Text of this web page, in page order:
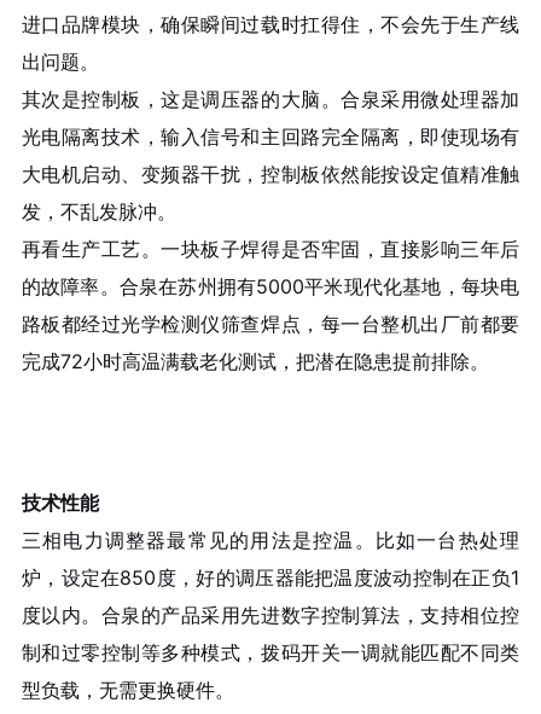
进口品牌模块，确保瞬间过载时扛得住，不会先于生产线
出问题。
其次是控制板，这是调压器的大脑。合泉采用微处理器加
光电隔离技术，输入信号和主回路完全隔离，即使现场有
大电机启动、变频器干扰，控制板依然能按设定值精准触
发，不乱发脉冲。
再看生产工艺。一块板子焊得是否牢固，直接影响三年后
的故障率。合泉在苏州拥有5000平米现代化基地，每块电
路板都经过光学检测仪筛查焊点，每一台整机出厂前都要
完成72小时高温满载老化测试，把潜在隐患提前排除。
技术性能
三相电力调整器最常见的用法是控温。比如一台热处理
炉，设定在850度，好的调压器能把温度波动控制在正负1
度以内。合泉的产品采用先进数字控制算法，支持相位控
制和过零控制等多种模式，拨码开关一调就能匹配不同类
型负载，无需更换硬件。